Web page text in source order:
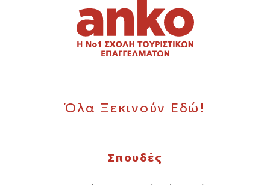
Όλα Ξεκινούν Εδώ!
Σπουδές